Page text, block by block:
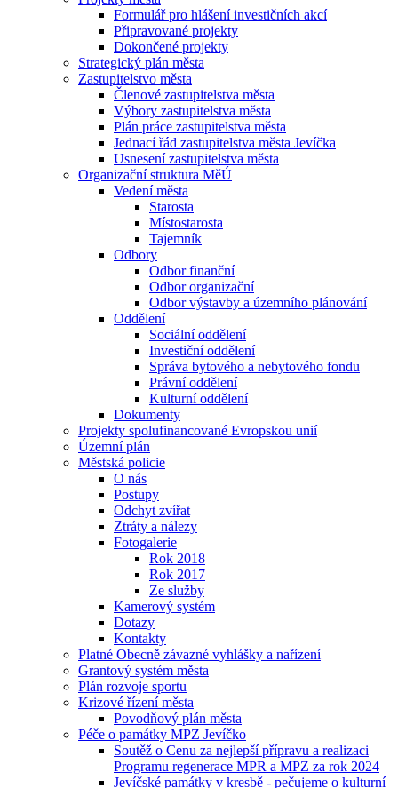
Formulář pro hlášení investičních akcí
Připravované projekty
Dokončené projekty
Strategický plán města
Zastupitelstvo města
Členové zastupitelstva města
Výbory zastupitelstva města
Plán práce zastupitelstva města
Jednací řád zastupitelstva města Jevíčka
Usnesení zastupitelstva města
Organizační struktura MěÚ
Vedení města
Starosta
Místostarosta
Tajemník
Odbory
Odbor finanční
Odbor organizační
Odbor výstavby a územního plánování
Oddělení
Sociální oddělení
Investiční oddělení
Správa bytového a nebytového fondu
Právní oddělení
Kulturní oddělení
Dokumenty
Projekty spolufinancované Evropskou unií
Územní plán
Městská policie
O nás
Postupy
Odchyt zvířat
Ztráty a nálezy
Fotogalerie
Rok 2018
Rok 2017
Ze služby
Kamerový systém
Dotazy
Kontakty
Platné Obecně závazné vyhlášky a nařízení
Grantový systém města
Plán rozvoje sportu
Krizové řízení města
Povodňový plán města
Péče o památky MPZ Jevíčko
Soutěž o Cenu za nejlepší přípravu a realizaci
Programu regenerace MPR a MPZ za rok 2024
Jevíčské památky v kresbě - pečujeme o kulturní